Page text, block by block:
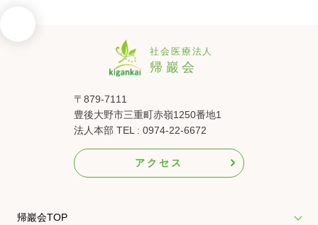
〒879-7111
豊後大野市三重町赤嶺1250番地1
法人本部 TEL : 0974-22-6672
アクセス
帰巖会TOP